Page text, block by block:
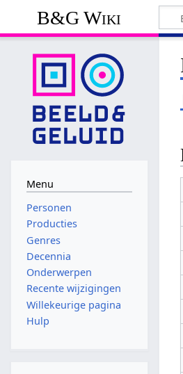
B&G Wiki
Menu
Personen
Producties
Genres
Decennia
Onderwerpen
Recente wijzigingen
Willekeurige pagina
Hulp